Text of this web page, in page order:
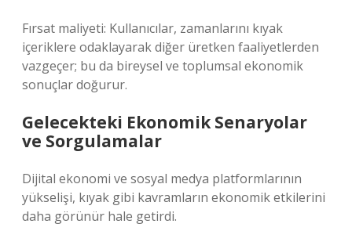
Fırsat maliyeti: Kullanıcılar, zamanlarını kıyak
içeriklere odaklayarak diğer üretken faaliyetlerden
vazgeçer; bu da bireysel ve toplumsal ekonomik
sonuçlar doğurur.
Gelecekteki Ekonomik Senaryolar
ve Sorgulamalar
Dijital ekonomi ve sosyal medya platformlarının
yükselişi, kıyak gibi kavramların ekonomik etkilerini
daha görünür hale getirdi.